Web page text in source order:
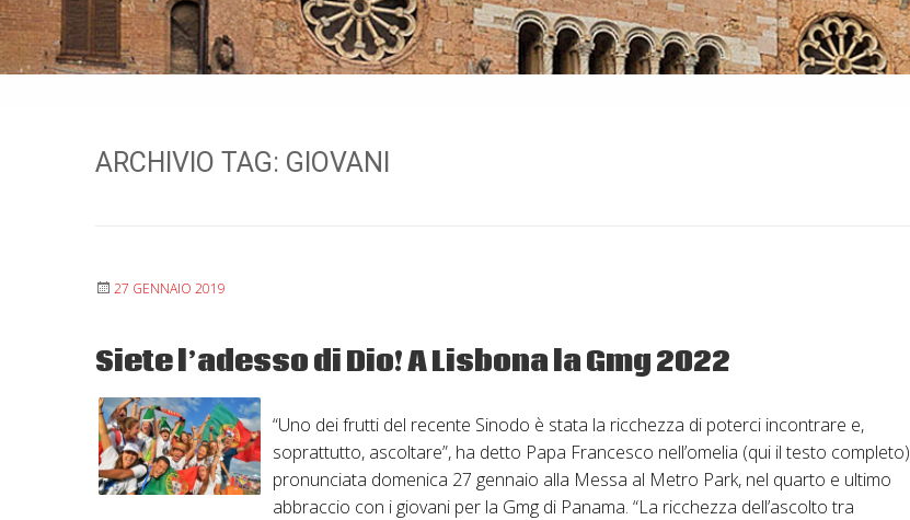
ARCHIVIO TAG: GIOVANI
27 GENNAIO 2019
Siete l’adesso di Dio! A Lisbona la Gmg 2022
“Uno dei frutti del recente Sinodo è stata la ricchezza di poterci incontrare e,
soprattutto, ascoltare”, ha detto Papa Francesco nell’omelia (qui il testo completo)
pronunciata domenica 27 gennaio alla Messa al Metro Park, nel quarto e ultimo
abbraccio con i giovani per la Gmg di Panama. “La ricchezza dell’ascolto tra